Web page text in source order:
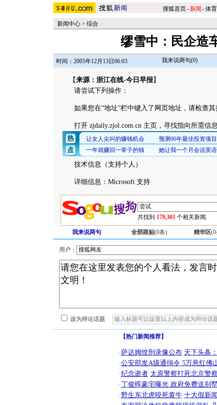
搜狐首页-新闻 -体育
新闻中心 > 综合
缪雪中：民企造
时间：2005年12月13日06:03 我来说两句(0)
【来源：浙江在线-今日早报】
请尝试下列操作：
如果您在“地址”栏中键入了网页地址，请检查其
打开 zjdaily.zjol.com.cn 主页，寻找指向所需信
技术信息（支持个人）
详细信息：Microsoft 支持
共找到 179,301 个相关新闻.
我来说两句 全部跟贴(0条) 精华区(0
用户：
设为辩论话题
【热门新闻推荐】
·萨达姆绞刑录像公布 天下头条
·公安部发A级通缉令 5万悬红佛
·纪念逝者 太原警察打死北京警
·丁俊晖豪宅曝光 政府免费送别
·野生东北虎咬死黄牛 十大假新